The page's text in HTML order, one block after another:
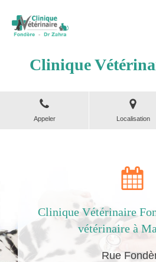
Clinique
Appeler Localisation
Clinique Vétérinaire
vétérinaire à
Rue